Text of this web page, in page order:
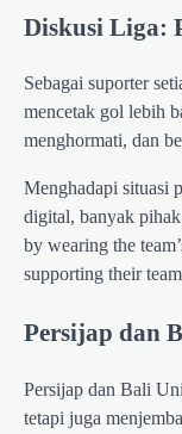
Diskusi Liga:
Sebagai suporter
mencetak gol lebih
menghormati, dan
Menghadapi situasi
digital, banyak
by wearing the
supporting their
Persijap dan
Persijap dan Bali
tetapi juga